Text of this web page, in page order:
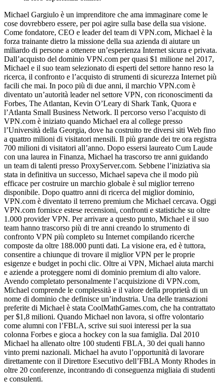
Michael Gargiulo è un imprenditore che ama immaginare come le
cose dovrebbero essere, per poi agire sulla base della sua visione.
Come fondatore, CEO e leader del team di VPN.com, Michael è la
forza trainante dietro la missione della sua azienda di aiutare un
miliardo di persone a ottenere un’esperienza Internet sicura e privata.
Dall’acquisto del dominio VPN.com per quasi $1 milione nel 2017,
Michael e il suo team selezionato di esperti del settore hanno reso la
ricerca, il confronto e l’acquisto di strumenti di sicurezza Internet più
facili che mai. In poco più di due anni, il marchio VPN.com è
diventato un’autorità leader nel settore VPN, con riconoscimenti da
Forbes, The Atlantan, Kevin O’Leary di Shark Tank, Quora e
l’Atlanta Small Business Network. Il percorso verso l’acquisto di
VPN.com è iniziato quando Michael era al college presso
l’Università della Georgia, dove ha costruito tre diversi siti Web fino
a quattro milioni di visitatori mensili. Il più grande dei tre ora registra
700 milioni di visitatori all’anno. Dopo essersi laureato Cum Laude
con una laurea in Finanza, Michael ha trascorso tre anni guidando
un team di talenti presso ProxyServer.com. Sebbene l’iniziativa sia
stata in definitiva un successo, Michael sapeva che il modo più
efficace per costruire un marchio globale è sul miglior terreno
disponibile. Dopo quattro anni di ricerca del miglior dominio,
VPN.com è diventato il terreno premium che Michael cercava. Oggi
VPN.com fornisce estese recensioni, confronti e statistiche su oltre
1.000 provider VPN. Per arrivare a questo punto, Michael e il suo
team hanno trascorso più di tre anni creando lo strumento di
confronto VPN più completo su Internet compilando ricerche
composte da oltre 188.000 punti dati. La visione era, ed è tuttora,
consentire a chiunque di trovare il miglior VPN per le proprie
esigenze e budget in pochi clic. Oltre ai VPN, Michael aiuta marchi
e aziende a proteggere nomi di dominio premium di alto valore.
Avendo completato personalmente l’acquisizione di VPN.com,
Michael comprende le complessità e il valore della proprietà di un
nome di dominio che definisce un’industria. Una delle transazioni
preferite di Michael è stata CoolMathGames.com, che ha contrattato
per $1,8 milioni. Quando Michael non lavora, si offre volontario
come alumni con l’FBLA, scrive sui suoi interessi per la sua
colonna Forbes e gioca a hockey con la sua famiglia. Dal 2010
Michael ha allenato oltre 100 studenti FBLA, 30 dei quali hanno
vinto premi nazionali. Michael ha avuto l’opportunità di lavorare
direttamente con il Direttore Esecutivo dell’FBLA Monty Rhodes in
oltre 20 conferenze, incontrando di conseguenza migliaia di studenti
e consulenti.